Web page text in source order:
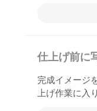
仕上げ前に
完成イメージ
上げ作業に入